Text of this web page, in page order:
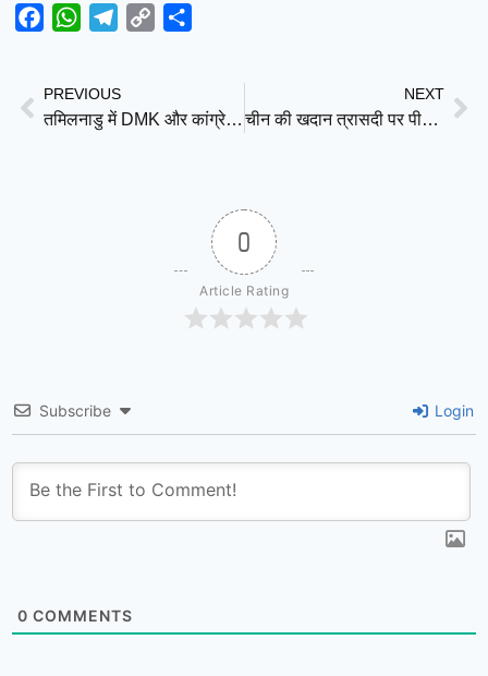
FacebookWhatsAppTelegram
Copy
PREVIOUS
तमिलनाडु में DMK और कांग्रेस के बीच बढ़ी तल्खी, चुनावी हार के बाद आरोप-प्रत्यारोप
NEXT
चीन की खदान त्रासदी पर पीएम मोदी ने जताया दुख, राष्ट्रपति शी जिनपिंग को भेजी संवेदनाएं
0
Article Rating
Subscribe Login
0 COMMENTS